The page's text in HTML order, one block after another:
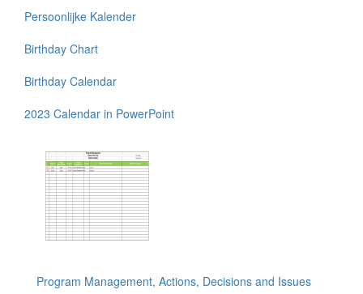
Persoonlijke Kalender
Birthday Chart
Birthday Calendar
2023 Calendar in PowerPoint
Program Management, Actions, Decisions and Issues